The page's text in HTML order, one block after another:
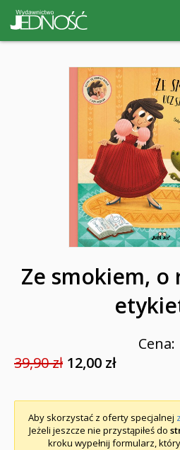
Ze smokiem, o
Cena:
39,90 zł 12,00 zł
Aby skorzystać z oferty specjalnej
Jeżeli jeszcze nie przystąpiłeś do
kroku wypełnij formularz,